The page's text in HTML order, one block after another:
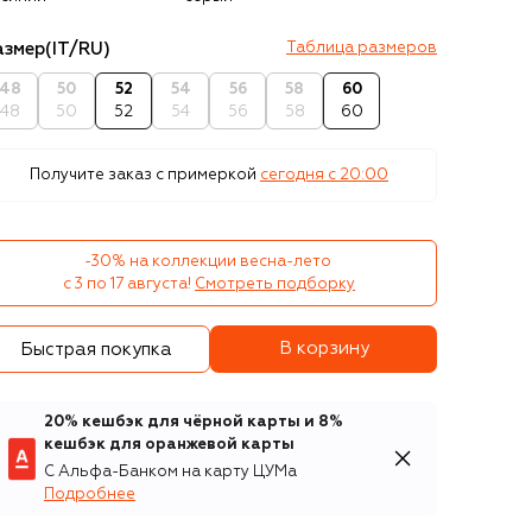
(IT/RU) Таблица размеров
48
50
50
52
52
54
54
56
56
58
58
60
60
Получите заказ с примеркой сегодня c 20:00
-30% на коллекции весна-лето
с 3 по 17 августа! Смотреть подборку
Быстрая покупка В корзину
20% кешбэк для чёрной карты и 8%
кешбэк для оранжевой карты
С Альфа-Банком на карту ЦУМа
Подробнее